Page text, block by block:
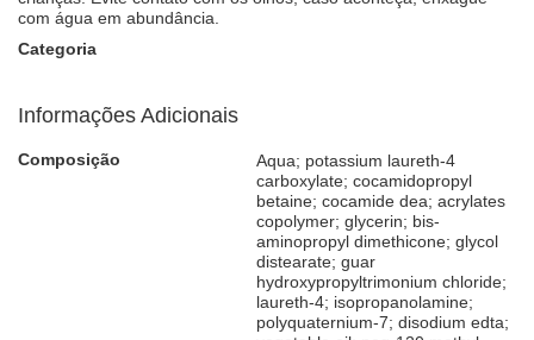
com água em abundância.
Categoria
Informações Adicionais
Composição
Aqua; potassium laureth-4
carboxylate; cocamidopropyl
betaine; cocamide dea; acrylates
copolymer; glycerin; bis-
aminopropyl dimethicone; glycol
distearate; guar
hydroxypropyltrimonium chloride;
laureth-4; isopropanolamine;
polyquaternium-7; disodium edta;